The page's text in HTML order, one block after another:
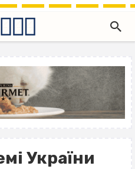
України